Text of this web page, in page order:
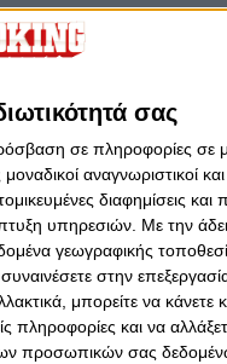
σας
σε πληροφορίες
αναγνωριστικοί
διαφημίσεις και
υπηρεσιών. Με την
γεωγραφικής
στην
μπορείτε να κάνετε
και να
προσωπικών σας
ξανά!
στον δεύτερο τελικό